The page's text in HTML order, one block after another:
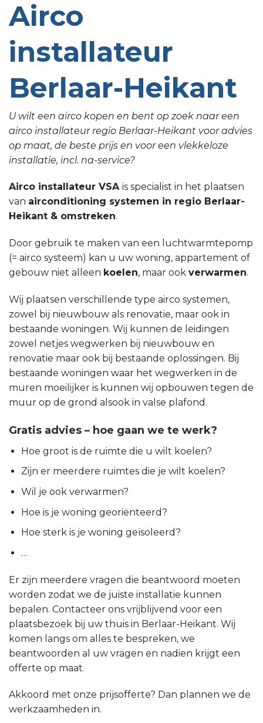
Airco
installateur
Berlaar-Heikant
U wilt een airco kopen en bent op zoek naar een
airco installateur regio Berlaar-Heikant voor advies
op maat, de beste prijs en voor een vlekkeloze
installatie, incl. na-service?
Airco installateur VSA is specialist in het plaatsen
van airconditioning systemen in regio Berlaar-
Heikant & omstreken.
Door gebruik te maken van een luchtwarmtepomp
(= airco systeem) kan u uw woning, appartement of
gebouw niet alleen koelen, maar ook verwarmen.
Wij plaatsen verschillende type airco systemen,
zowel bij nieuwbouw als renovatie, maar ook in
bestaande woningen. Wij kunnen de leidingen
zowel netjes wegwerken bij nieuwbouw en
renovatie maar ook bij bestaande oplossingen. Bij
bestaande woningen waar het wegwerken in de
muren moeilijker is kunnen wij opbouwen tegen de
muur op de grond alsook in valse plafond.
Gratis advies – hoe gaan we te werk?
Hoe groot is de ruimte die u wilt koelen?
Zijn er meerdere ruimtes die je wilt koelen?
Wil je ook verwarmen?
Hoe is je woning georiënteerd?
Hoe sterk is je woning geïsoleerd?
…
Er zijn meerdere vragen die beantwoord moeten
worden zodat we de juiste installatie kunnen
bepalen. Contacteer ons vrijblijvend voor een
plaatsbezoek bij uw thuis in Berlaar-Heikant. Wij
komen langs om alles te bespreken, we
beantwoorden al uw vragen en nadien krijgt een
offerte op maat.
Akkoord met onze prijsofferte? Dan plannen we de
werkzaamheden in.